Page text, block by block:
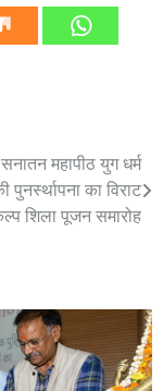
महापीठ युग धर्म
पुनर्स्थापना का विराट
शिला पूजन समारोह